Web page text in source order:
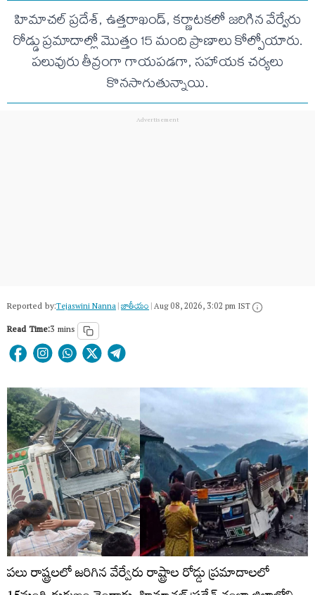
హిమాచల్ ప్రదేశ్, ఉత్తరాఖండ్, కర్ణాటకలో జరిగిన వేర్వేరు
రోడ్డు ప్రమాదాల్లో మొత్తం 15 మంది ప్రాణాలు కోల్పోయారు.
పలువురు తీవ్రంగా గాయపడగా, సహాయక చర్యలు
కొనసాగుతున్నాయి.
Reported by:Tejaswini Nanna|జాతీయం|Aug 08, 2026, 3:02 pm IST
Read Time:3 mins
పలు రాష్ట్రలలో జరిగిన వేర్వేరు రాష్ట్రాల రోడ్డు ప్రమాదాలలో